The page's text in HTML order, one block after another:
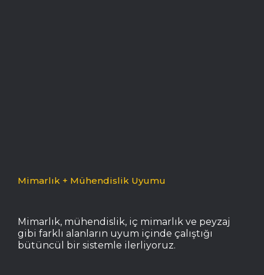
Mimarlık + Mühendislik Uyumu
Mimarlık, mühendislik, iç mimarlık ve peyzaj
gibi farklı alanların uyum içinde çalıştığı
bütüncül bir sistemle ilerliyoruz.